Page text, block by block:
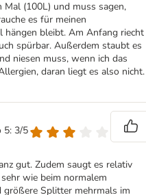
Mal (100L) und muss sagen,
es für meinen
hängen bleibt. Am Anfang riecht
spürbar. Außerdem staubt es
niesen muss, wenn ich das
daran liegt es also nicht.
5: 3/5
gut. Zudem saugt es relativ
wie beim normalem
größere Splitter mehrmals im